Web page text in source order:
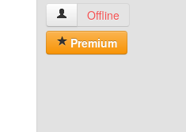
ghs-finance Benutzer-
Offline
Premium